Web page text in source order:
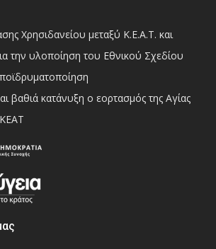
Χρησιδανείου μεταξύ Κ.Ε.Α.Τ. και
την υλοποίηση του Εθνικού Σχεδίου
βαθιά κατάνυξη ο εορτασμός της Αγίας